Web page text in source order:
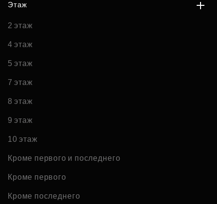
Этаж
2 этаж
4 этаж
5 этаж
7 этаж
8 этаж
9 этаж
10 этаж
Кроме первого и последнего
Кроме первого
Кроме последнего